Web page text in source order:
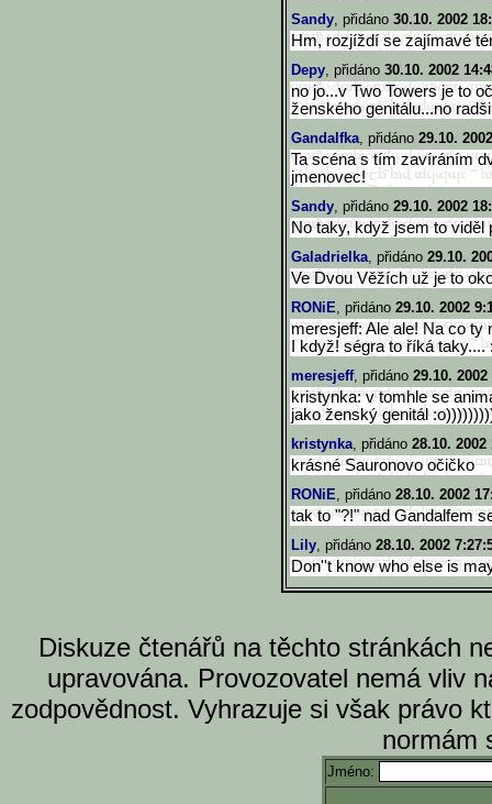
Sandy, přidáno 30.10. 2002
Hm, rozjíždí se zajímavé
Depy, přidáno 30.10. 2002
no jo...v Two Towers je to
ženského genitálu...no
Gandalfka, přidáno 29.10.
Ta scéna s tím zavíráním
jmenovec!
Sandy, přidáno 29.10. 2002
No taky, když jsem to viděl
Galadrielka, přidáno 29.10.
Ve Dvou Věžích už je to
RONiE, přidáno 29.10. 2002
meresjeff: Ale ale! Na co ty
I když! ségra to říká taky....
meresjeff, přidáno 29.10. 2002
kristynka: v tomhle se
jako ženský genitál
kristynka, přidáno 28.10. 2002
krásné Sauronovo očičko
RONiE, přidáno 28.10. 2002
tak to "?!" nad Gandalfem
Lily, přidáno 28.10. 2002
Don''t know who else is
Diskuze čtenářů na těchto stránkách
upravována. Provozovatel nemá vliv
zodpovědnost. Vyhrazuje si však právo
normám
Jméno: